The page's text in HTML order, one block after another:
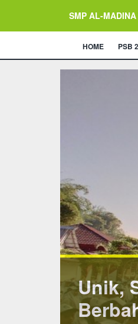
SMP AL-
HOME PSB
Lebih